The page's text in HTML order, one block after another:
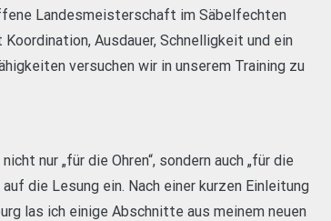
Landesmeisterschaft im Säbelfechten
Ausdauer, Schnelligkeit und ein
versuchen wir in unserem Training zu
nur „für die Ohren“, sondern auch „für die
die Lesung ein. Nach einer kurzen Einleitung
las ich einige Abschnitte aus meinem neuen